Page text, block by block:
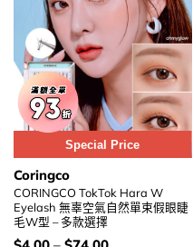
Special Price
Coringco
CORINGCO TokTok Hara W
Eyelash 無辜空氣自然單束假眼睫
毛W型 – 多款選擇